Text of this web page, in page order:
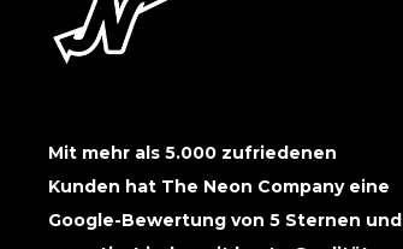
Mit mehr als 5.000 zufriedenen
Kunden hat The Neon Company eine
Google-Bewertung von 5 Sternen und